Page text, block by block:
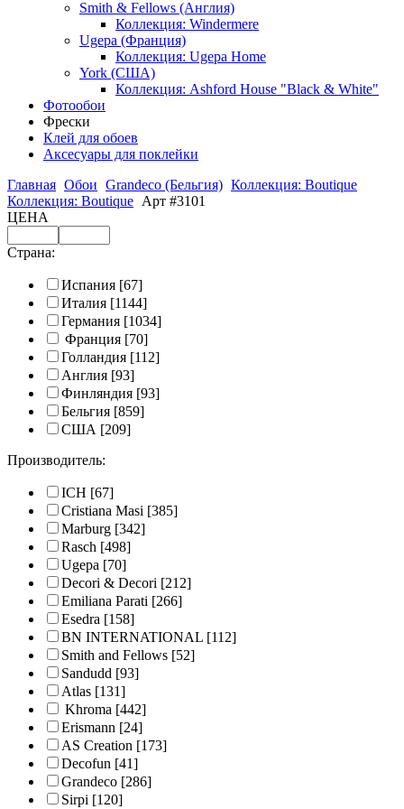
Smith & Fellows (Англия)
Коллекция: Windermere
Ugepa (Франция)
Коллекция: Ugepa Home
York (США)
Коллекция: Ashford House "Black & White"
Фотообои
Фрески
Клей для обоев
Аксесуары для поклейки
Главная Обои Grandeco (Бельгия) Коллекция: Boutique
Коллекция: Boutique Арт #3101
ЦЕНА
Страна:
Испания [67]
Италия [1144]
Германия [1034]
Франция [70]
Голландия [112]
Англия [93]
Финляндия [93]
Бельгия [859]
США [209]
Производитель:
ICH [67]
Cristiana Masi [385]
Marburg [342]
Rasch [498]
Ugepa [70]
Decori & Decori [212]
Emiliana Parati [266]
Esedra [158]
BN INTERNATIONAL [112]
Smith and Fellows [52]
Sandudd [93]
Atlas [131]
Khroma [442]
Erismann [24]
AS Creation [173]
Decofun [41]
Grandeco [286]
Sirpi [120]